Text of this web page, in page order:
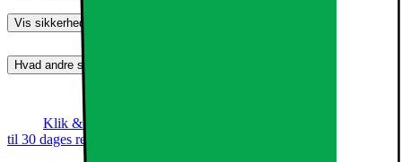
Vis sikkerhedsoplysninger
Hvad andre synes (0)
Klik & Hent
til 30 dages returret